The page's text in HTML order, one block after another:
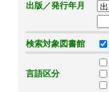
出版／発行年月
検索対象図書館
言語区分